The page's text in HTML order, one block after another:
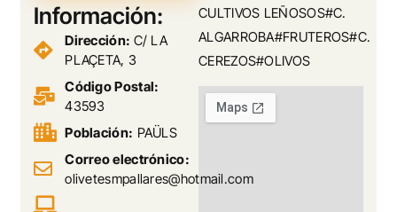
CULTIVOS LEÑOSOS#C.
ALGARROBA#FRUTEROS#C.
CEREZOS#OLIVOS
Información:
Dirección: C/ LA
PLAÇETA, 3
Código Postal:
43593
Población: PAÜLS
Correo electrónico:
olivetesmpallares@hotmail.com